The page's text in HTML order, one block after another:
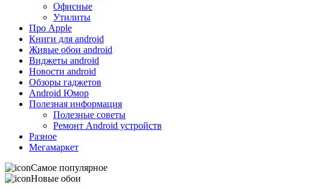
Офисные
Утилиты
Про Apple
Книги для android
Живые обои android
Виджеты android
Новости android
Обзоры гаджетов
Android Юмор
Полезная информация
Полезные советы
Ремонт Android устройств
Разное
Мегамаркет
Самое популярное
Новые обои